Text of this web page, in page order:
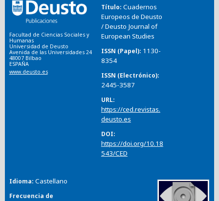
Facultad de Ciencias Sociales y
Humanas
Universidad de Deusto
Avenida de las Universidades 24
48007 Bilbao
ESPAÑA
www.deusto.es
Título Cuadernos
Europeos de Deusto
/ Deusto Journal of
European Studies
ISSN (Papel) 1130-
8354
ISSN (Electrónico)
2445-3587
URL
https://ced.revistas.
deusto.es
DOI
https://doi.org/10.18
543/CED
Idioma Castellano
Frecuencia de